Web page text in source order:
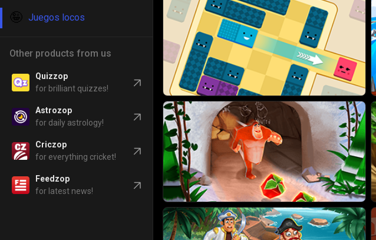
🤪 Juegos locos
Other products from us
Quizzop
for brilliant quizzes!
Astrozop
for daily astrology!
Criczop
for everything cricket!
Feedzop
for latest news!